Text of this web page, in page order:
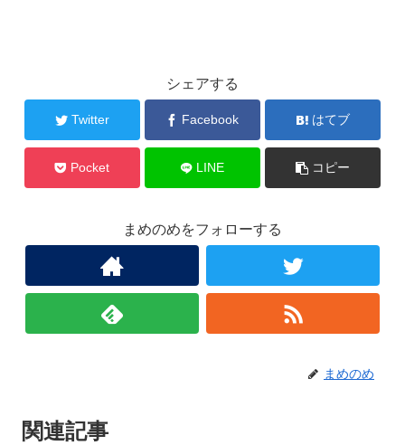
シェアする
Twitter Facebook はてブ
Pocket LINE コピー
まめのめをフォローする
まめのめ
関連記事